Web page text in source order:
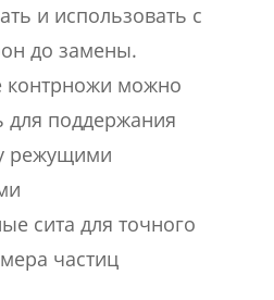
и использовать с
до замены.
контрножи можно
для поддержания
режущими
сита для точного
частиц